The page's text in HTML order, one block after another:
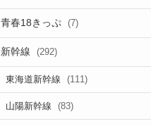
青春18きっぷ (7)
新幹線 (292)
東海道新幹線 (111)
山陽新幹線 (83)